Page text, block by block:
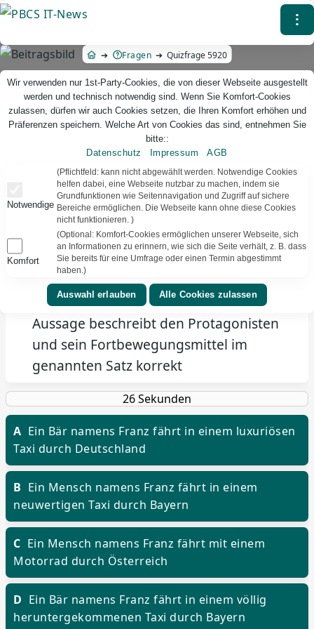
Direkt
Inhalt
⁝
Fragen Quizfrage 5920
PBCS IT-News – IT. Web. Einfach. Webdesign, Analyse & Beratung
Quizfrage 5920
Bereit TEXT VORLESEN
▾ Film ⚑
Welche
Aussage beschreibt den Protagonisten
und sein Fortbewegungsmittel im
genannten Satz korrekt
A Ein Bär namens Franz fährt in einem luxuriösen
Taxi durch Deutschland
B Ein Mensch namens Franz fährt in einem
neuwertigen Taxi durch Bayern
C Ein Mensch namens Franz fährt mit einem
Motorrad durch Österreich
D Ein Bär namens Franz fährt in einem völlig
heruntergekommenen Taxi durch Bayern
Wir verwenden nur 1st-Party-Cookies, die von dieser Webseite ausgestellt
werden und technisch notwendig sind. Wenn Sie Komfort-Cookies
zulassen, dürfen wir auch Cookies setzen, die Ihren Komfort erhöhen und
Präferenzen speichern. Welche Art von Cookies das sind, entnehmen Sie
bitte::
Datenschutz
Impressum AGB
Notwendige
(Pflichtfeld: kann nicht abgewählt werden. Notwendige Cookies
helfen dabei, eine Webseite nutzbar zu machen, indem sie
Grundfunktionen wie Seitennavigation und Zugriff auf sichere
Bereiche ermöglichen. Die Webseite kann ohne diese Cookies
nicht funktionieren. )
Komfort
(Optional: Komfort-Cookies ermöglichen unserer Webseite, sich
an Informationen zu erinnern, wie sich die Seite verhält, z. B. dass
Sie bereits für eine Umfrage oder einen Termin abgestimmt
haben.)